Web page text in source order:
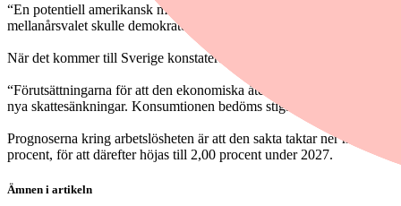
“En potentiell amerikansk militär aktion i Iran eller på Grönland
mellanårsvalet skulle demokraterna vinna och därmed förändra den
När det kommer till Sverige konstaterar banken att ekonomin
“Förutsättningarna för att den ekonomiska återhämtningen
nya skattesänkningar. Konsumtionen bedöms stiga i takt med
Prognoserna kring arbetslösheten är att den sakta taktar ner mot
procent, för att därefter höjas till 2,00 procent under 2027.
Ämnen i artikeln